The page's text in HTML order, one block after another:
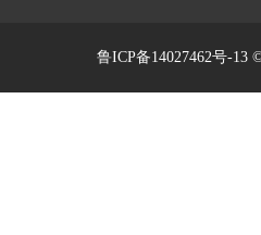
鲁ICP备14027462号-13